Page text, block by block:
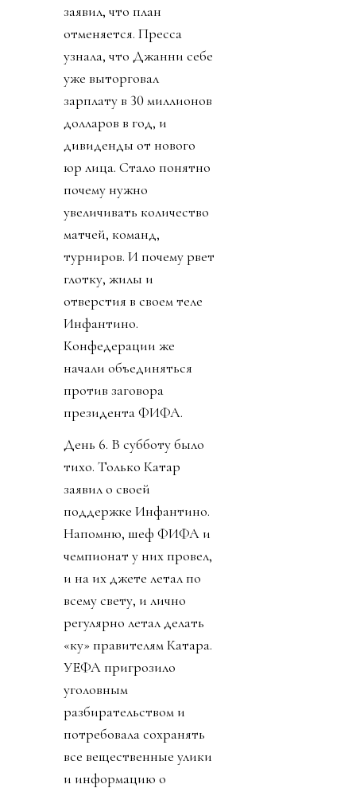
заявил, что план
отменяется. Пресса
узнала, что Джанни себе
уже выторговал
зарплату в 30 миллионов
долларов в год, и
дивиденды от нового
юр лица. Стало понятно
почему нужно
увеличивать количество
матчей, команд,
турниров. И почему рвет
глотку, жилы и
отверстия в своем теле
Инфантино.
Конфедерации же
начали объединяться
против заговора
президента ФИФА.
День 6. В субботу было
тихо. Только Катар
заявил о своей
поддержке Инфантино.
Напомню, шеф ФИФА и
чемпионат у них провел,
и на их джете летал по
всему свету, и лично
регулярно летал делать
«ку» правителям Катара.
УЕФА пригрозило
уголовным
разбирательством и
потребовала сохранять
все вещественные улики
и информацию о